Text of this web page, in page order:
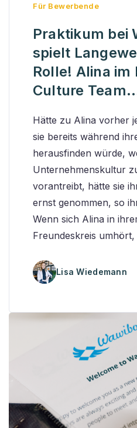
Für Bewerbende
Praktikum bei
spielt
Rolle! Alina im
Culture
Hätte zu Alina vorher
sie bereits während
herausfinden würde,
Unternehmenskultur
vorantreibt, hätte sie
ernst genommen, so
Wenn sich Alina in
Freundeskreis umhört,
Lisa Wiedemann